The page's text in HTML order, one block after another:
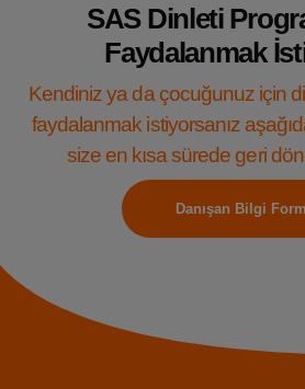
SAS Dinleti
Faydalanmak
Kendiniz ya da çocuğunuz için
faydalanmak istiyorsanız
size en kısa sürede geri
Danışan Bilgi